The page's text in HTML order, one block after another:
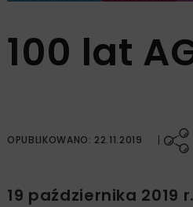
100 lat
OPUBLIKOWANO: 22.11.2019
19 października 2019